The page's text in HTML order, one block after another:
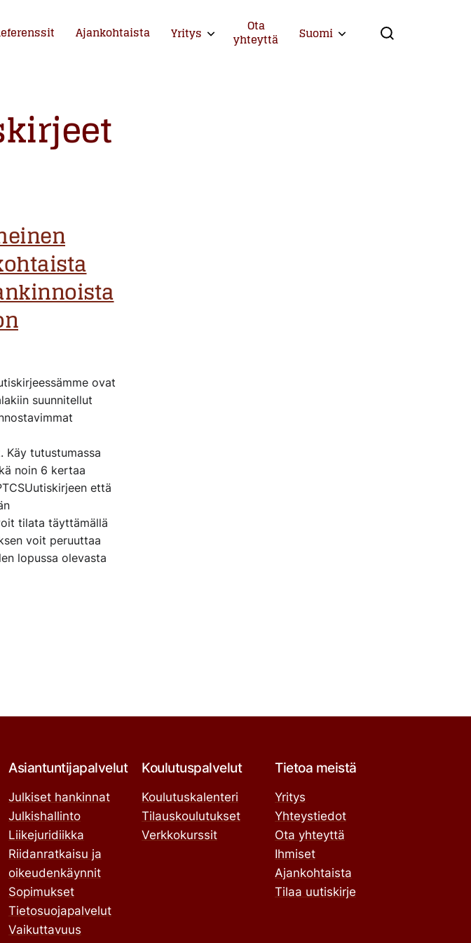
child menu Ajankohtaista Yritys Expand child menu
Ota
yhteyttä Suomi Expand child menu
ovat
suunnitellut
Käy tutustumassa
noin 6 kertaa
että
tilata täyttämällä
voit peruuttaa
lopussa olevasta
Asiantuntijapalvelut
Julkiset hankinnat
Julkishallinto
Liikejuridiikka
Riidanratkaisu ja
oikeudenkäynnit
Sopimukset
Tietosuojapalvelut
Vaikuttavuus
Koulutuspalvelut
Koulutuskalenteri
Tilauskoulutukset
Verkkokurssit
Tietoa meistä
Yritys
Yhteystiedot
Ota yhteyttä
Ihmiset
Ajankohtaista
Tilaa uutiskirje